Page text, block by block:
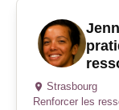
Strasbourg
Renforcer les